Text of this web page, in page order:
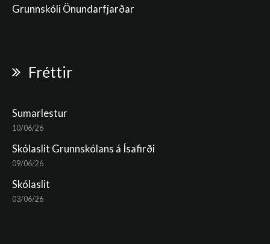
Grunnskóli Önundarfjarðar
Fréttir
Sumarlestur
10/06/26
Skólaslit Grunnskólans á Ísafirði
09/06/26
Skólaslit
03/06/26